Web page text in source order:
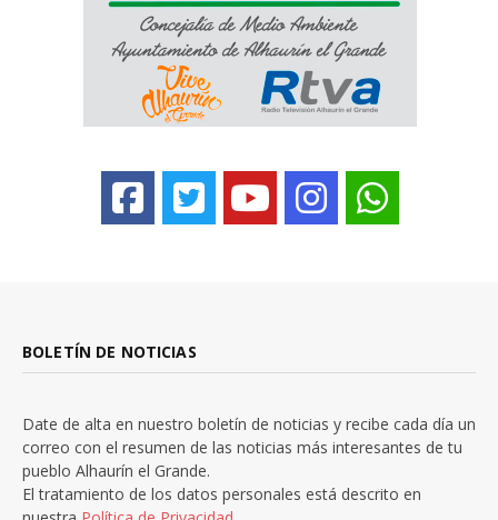
BOLETÍN DE NOTICIAS
Date de alta en nuestro boletín de noticias y recibe cada día un
correo con el resumen de las noticias más interesantes de tu
pueblo Alhaurín el Grande.
El tratamiento de los datos personales está descrito en